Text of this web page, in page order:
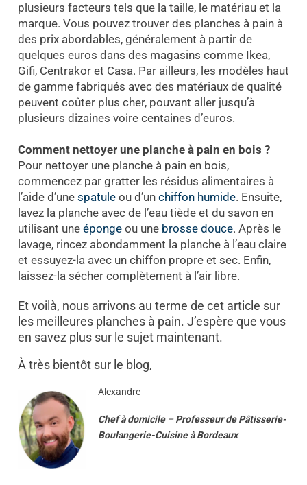
plusieurs facteurs tels que la taille, le matériau et la
marque. Vous pouvez trouver des planches à pain à
des prix abordables, généralement à partir de
quelques euros dans des magasins comme Ikea,
Gifi, Centrakor et Casa. Par ailleurs, les modèles haut
de gamme fabriqués avec des matériaux de qualité
peuvent coûter plus cher, pouvant aller jusqu’à
plusieurs dizaines voire centaines d’euros.
Comment nettoyer une planche à pain en bois ?
Pour nettoyer une planche à pain en bois,
commencez par gratter les résidus alimentaires à
l’aide d’une spatuleou d’un chiffon humide. Ensuite,
lavez la planche avec de l’eau tiède et du savon en
utilisant une épongeou une brosse douce. Après le
lavage, rincez abondamment la planche à l’eau claire
et essuyez-la avec un chiffon propre et sec. Enfin,
laissez-la sécher complètement à l’air libre.
Et voilà, nous arrivons au terme de cet article sur
les meilleures planches à pain. J’espère que vous
en savez plus sur le sujet maintenant.
À très bientôt sur le blog,
Alexandre
Chef à domicile–Professeur de Pâtisserie-
Boulangerie-Cuisine à Bordeaux